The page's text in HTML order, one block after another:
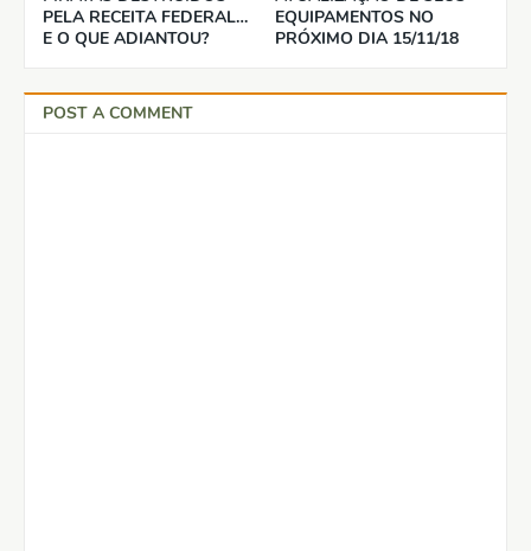
PELA RECEITA FEDERAL…
E O QUE ADIANTOU?
EQUIPAMENTOS NO
PRÓXIMO DIA 15/11/18
POST A COMMENT